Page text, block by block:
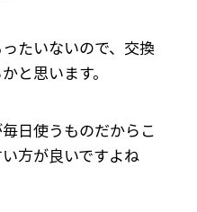
たいないので、交換
と思います。
日使うものだからこ
方が良いですよね